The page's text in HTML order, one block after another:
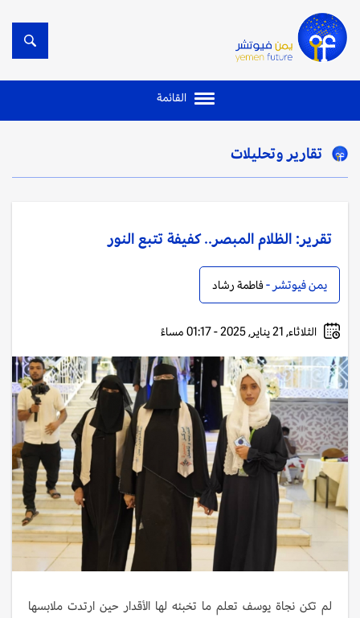
القائمة
تقارير وتحليلات
تقرير: الظلام المبصر.. كفيفة تتبع النور
يمن فيوتشر -فاطمة رشاد
الثلاثاء, 21 يناير, 2025 - 01:17 مساءً
لم تكن نجاة يوسف تعلم ما تخبئه لها الأقدار حين ارتدت ملابسها